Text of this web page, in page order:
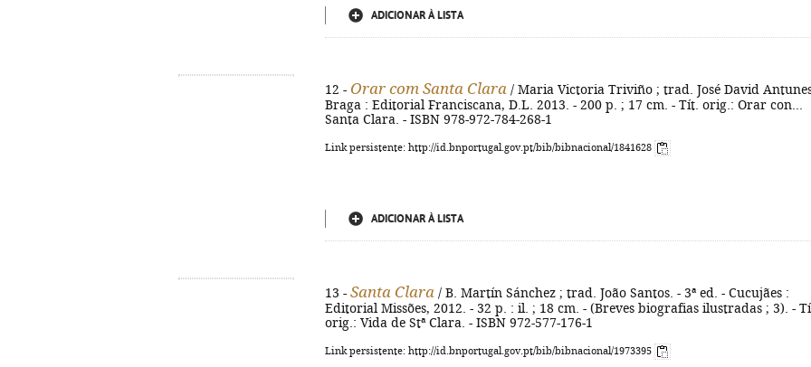
ADICIONAR À LISTA
12 - Orar com Santa Clara / Maria Victoria Triviño ; trad. José David
Braga : Editorial Franciscana, D.L. 2013. - 200 p. ; 17 cm. - Tít. orig.: Orar con...
Santa Clara. - ISBN 978-972-784-268-1
Link persistente: http://id.bnportugal.gov.pt/bib/bibnacional/1841628
ADICIONAR À LISTA
13 - Santa Clara / B. Martín Sánchez ; trad. João Santos. - 3ª ed. - Cucujães :
Editorial Missões, 2012. - 32 p. : il. ; 18 cm. - (Breves biografias ilustradas ; 3). -
orig.: Vida de Stª Clara. - ISBN 972-577-176-1
Link persistente: http://id.bnportugal.gov.pt/bib/bibnacional/1973395